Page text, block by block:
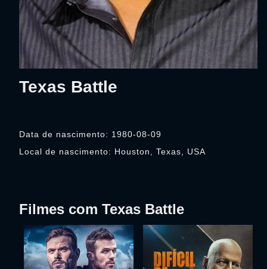
Texas Battle
Data de nascimento: 1980-08-09
Local de nascimento: Houston, Texas, USA
Filmes com Texas Battle